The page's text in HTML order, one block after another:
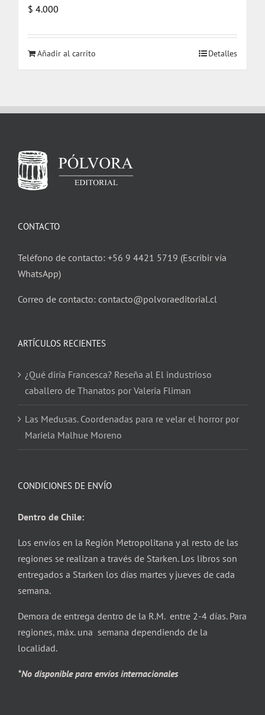
$ 4.000
Añadir al carrito Detalles
CONTACTO
Teléfono de contacto: +56 9 4421 5719 (Escribir vía
WhatsApp)
Correo de contacto: contacto@polvoraeditorial.cl
ARTÍCULOS RECIENTES
¿Qué diría Francesca? Reseña al El industrioso
caballero de Thanatos por Valeria Fliman
Las Medusas. Coordenadas para re velar el horror por
Mariela Malhue Moreno
CONDICIONES DE ENVÍO
Dentro de Chile:
Los envíos en la Región Metropolitana y al resto de las
regiones se realizan a través de Starken. Los libros son
entregados a Starken los días martes y jueves de cada
semana.
Demora de entrega dentro de la R.M. entre 2-4 días. Para
regiones, máx. una semana dependiendo de la
localidad.
*No disponible para envíos internacionales